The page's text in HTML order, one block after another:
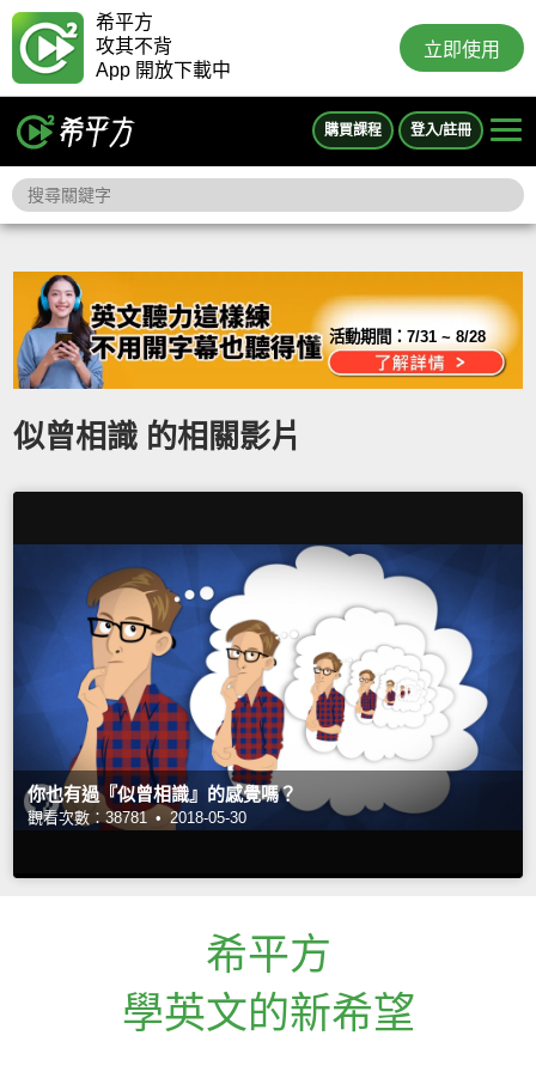
希平方
攻其不背
App 開放下載中
立即使用
購買課程 登入/註冊
活動期間：7/31 ~ 8/28
似曾相識 的相關影片
你也有過『似曾相識』的感覺嗎？
觀看次數：38781 • 2018-05-30
希平方
學英文的新希望